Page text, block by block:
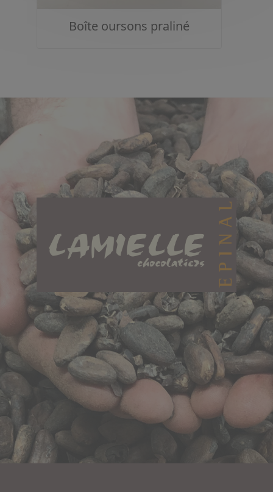
Boîte oursons praliné